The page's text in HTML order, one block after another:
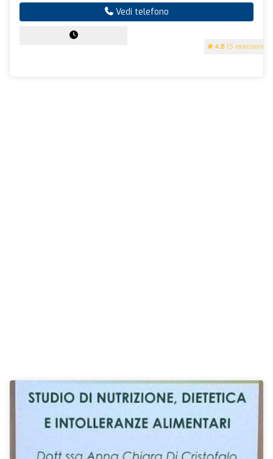
4.8 (5 recensioni)
Vedi telefono